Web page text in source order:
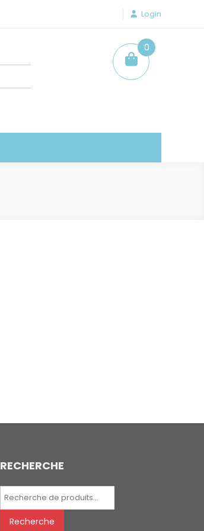
Login
0
item
RECHERCHE
Recherche
Recherche